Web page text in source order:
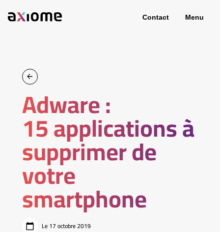
Contact Menu
Adware :
15 applications à
supprimer de
votre
smartphone
Le 17 octobre 2019